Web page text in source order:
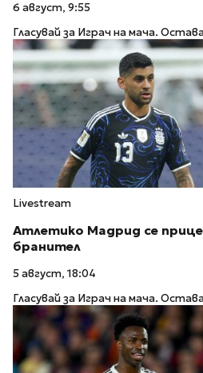
6 август, 9:55
Гласувай за Играч на мача.
Livestream
Атлетико Мадрид се
бранител
5 август, 18:04
Гласувай за Играч на мача.